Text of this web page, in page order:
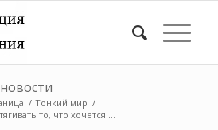
/ Тонкий мир /
то, что хочется....